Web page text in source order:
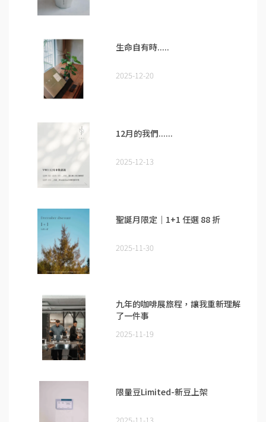
生命自有時.....
2025-12-20
12月的我們......
2025-12-13
聖誕月限定｜1+1 任選 88 折
2025-11-30
九年的咖啡展旅程，讓我重新理解
了一件事
2025-11-19
限量豆Limited-新豆上架
2025-11-13